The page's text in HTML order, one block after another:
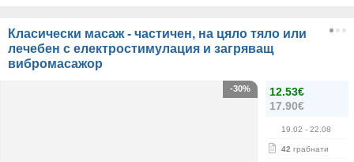
Класически масаж - частичен, на цяло тяло или
лечебен с електростимулация и загряващ
вибромасажор
12.53€
17.90€
19.02 - 22.08
42 грабнати
-30%